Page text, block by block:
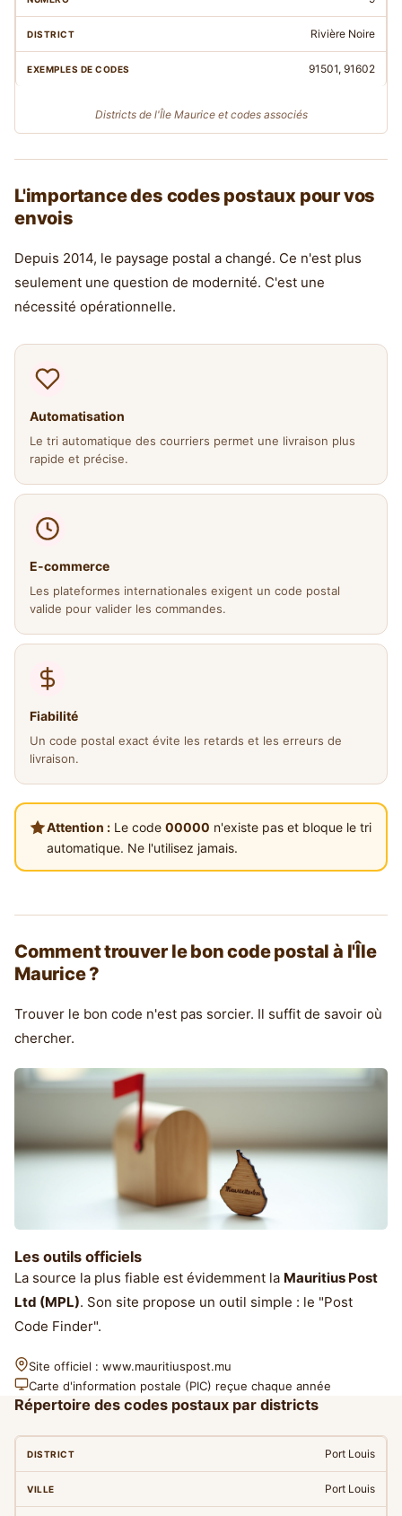
Districts de l'Île Maurice et codes associés
Rivière Noire
91501, 91602
L'importance des codes postaux pour vos
envois
Depuis 2014, le paysage postal a changé. Ce n'est plus
seulement une question de modernité. C'est une
nécessité opérationnelle.
Automatisation
Le tri automatique des courriers permet une livraison plus
rapide et précise.
E-commerce
Les plateformes internationales exigent un code postal
valide pour valider les commandes.
Fiabilité
Un code postal exact évite les retards et les erreurs de
livraison.
Attention :Le code 00000 n'existe pas et bloque le tri
automatique. Ne l'utilisez jamais.
Comment trouver le bon code postal à l'Île
Maurice ?
Trouver le bon code n'est pas sorcier. Il suffit de savoir où
chercher.
Les outils officiels
La source la plus fiable est évidemment la Mauritius Post
Ltd (MPL). Son site propose un outil simple : le "Post
Code Finder".
Site officiel : www.mauritiuspost.mu
Carte d'information postale (PIC) reçue chaque année
Répertoire des codes postaux par districts
Port Louis
Port Louis